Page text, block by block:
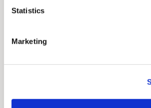
Statistics
Marketing